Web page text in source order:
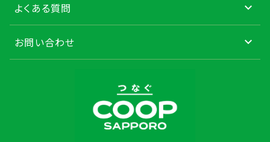
よくある質問
お問い合わせ